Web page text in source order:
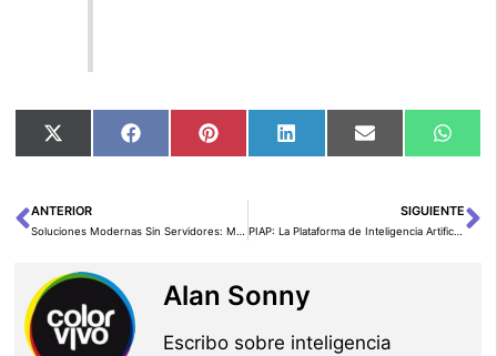
Compartir
en
X
(Twitter)
Compartir
en
FacebookCompartir
en
PinterestCompartir
en
LinkedInCompartir
en
Email
en
Ant
ANTERIOR SIGUIENTE
Alan Sonny
Escribo sobre inteligencia